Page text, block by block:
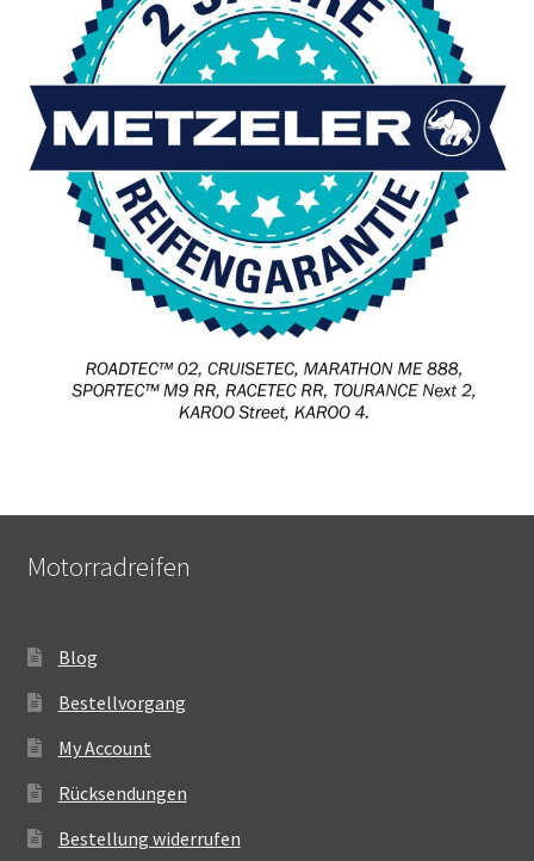
Motorradreifen
Blog
Bestellvorgang
My Account
Rücksendungen
Bestellung widerrufen